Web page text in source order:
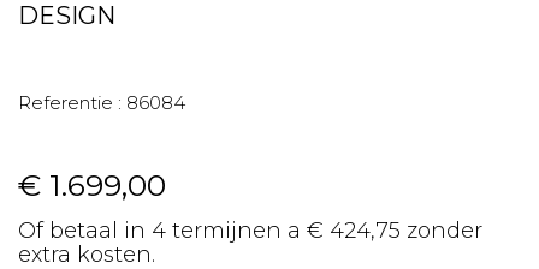
DESIGN
Referentie : 86084
€ 1.699,00
Of betaal in 4 termijnen a € 424,75 zonder
extra kosten.